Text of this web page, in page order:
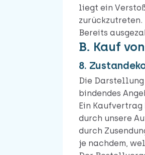
liegt ein
zurückzutreten.
Bereits
B. Kauf
8.
Die
bindendes
Ein Kaufvertrag
durch unsere
durch
je nachdem,